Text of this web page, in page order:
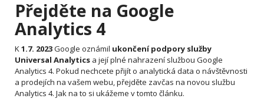
Přejděte na Google
Analytics 4
K1.7. 2023Google oznámil ukončení podpory služby
Universal Analytics a její plné nahrazení službou Google
Analytics 4. Pokud nechcete přijít o analytická data o návštěvnosti
a prodejích na vašem webu, přejděte zavčas na novou službu
Analytics 4. Jak na to si ukážeme v tomto článku.